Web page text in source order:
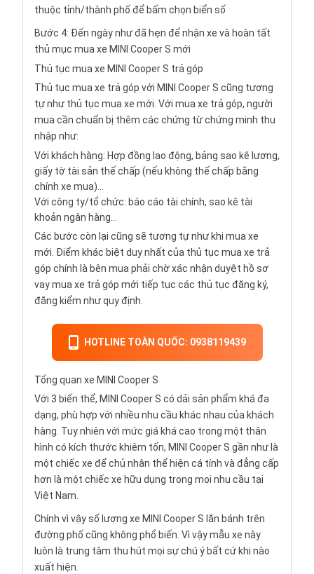
thuộc tỉnh/thành phố để bấm chọn biển số
Bước 4: Đến ngày như đã hẹn để nhận xe và hoàn tất
thủ mục mua xe MINI Cooper S mới
Thủ tục mua xe MINI Cooper S trả góp
Thủ tục mua xe trả góp với MINI Cooper S cũng tương
tự như thủ tục mua xe mới. Với mua xe trả góp, người
mua cần chuẩn bị thêm các chứng từ chứng minh thu
nhập như:
Với khách hàng: Hợp đồng lao động, bảng sao kê lương,
giấy tờ tài sản thế chấp (nếu không thế chấp bằng
chính xe mua)...
Với công ty/tổ chức: báo cáo tài chính, sao kê tài
khoản ngân hàng...
Các bước còn lại cũng sẽ tương tự như khi mua xe
mới. Điểm khác biệt duy nhất của thủ tục mua xe trả
góp chính là bên mua phải chờ xác nhận duyệt hồ sơ
vay mua xe trả góp mới tiếp tục các thủ tục đăng ký,
đăng kiểm như quy định.
HOTLINE TOÀN QUỐC: 0938119439
Tổng quan xe MINI Cooper S
Với 3 biến thể, MINI Cooper S có dải sản phẩm khá đa
dạng, phù hợp với nhiều nhu cầu khác nhau của khách
hàng. Tuy nhiên với mức giá khá cao trong một thân
hình có kích thước khiêm tốn, MINI Cooper S gần như là
một chiếc xe để chủ nhân thể hiện cá tính và đẳng cấp
hơn là một chiếc xe hữu dụng trong mọi nhu cầu tại
Việt Nam.
Chính vì vậy số lượng xe MINI Cooper S lăn bánh trên
đường phố cũng không phổ biến. Vì vậy mẫu xe này
luôn là trung tâm thu hút mọi sự chú ý bất cứ khi nào
xuất hiện.